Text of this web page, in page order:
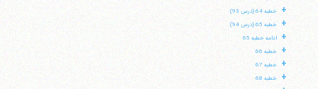
+ خطبه 64 (درس 93)
+ خطبه 65 (درس 94)
+ ادامه خطبه 65
+ خطبه 66
+ خطبه 67
+ خطبه 68